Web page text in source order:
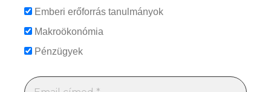
Emberi erőforrás tanulmányok
Makroökonómia
Pénzügyek